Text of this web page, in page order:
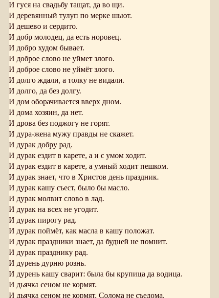
И гуся на свадьбу тащат, да во щи.
И деревянный тулуп по мерке шьют.
И дешево и сердито.
И добр молодец, да есть норовец.
И добро худом бывает.
И доброе слово не уймет злого.
И доброе слово не уймёт злого.
И долго ждали, а толку не видали.
И долго, да без долгу.
И дом оборачивается вверх дном.
И дома хозяин, да нет.
И дрова без поджогу не горят.
И дура-жена мужу правды не скажет.
И дурак добру рад.
И дурак ездит в карете, а и с умом ходит.
И дурак ездит в карете, а умный ходит пешком.
И дурак знает, что в Христов день праздник.
И дурак кашу съест, было бы масло.
И дурак молвит слово в лад.
И дурак на всех не угодит.
И дурак пирогу рад.
И дурак поймёт, как масла в кашу положат.
И дурак праздники знает, да будней не помнит.
И дурак празднику рад.
И дурень дурню рознь.
И дурень кашу сварит: была бы крупица да водица.
И дьячка сеном не кормят.
И дьячка сеном не кормят. Солома не съедома.